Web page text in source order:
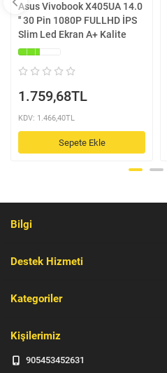
Asus Vivobook X405UA 14.0
'' 30 Pin 1080P FULLHD İPS
Slim Led Ekran A+ Kalite
1.759,68TL
KDV: 1.466,40TL
Sepete Ekle
Bilgi
Destek Hizmeti
Kategoriler
Kişilerimiz
905453452631